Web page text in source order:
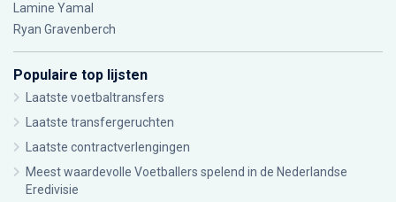
Lamine Yamal
Ryan Gravenberch
Populaire top lijsten
Laatste voetbaltransfers
Laatste transfergeruchten
Laatste contractverlengingen
Meest waardevolle Voetballers spelend in de Nederlandse
Eredivisie